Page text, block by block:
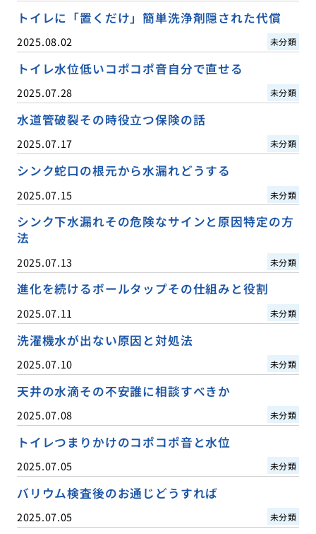
トイレに「置くだけ」簡単洗浄剤隠された代償
2025.08.02 未分類
トイレ水位低いコポコポ音自分で直せる
2025.07.28 未分類
水道管破裂その時役立つ保険の話
2025.07.17 未分類
シンク蛇口の根元から水漏れどうする
2025.07.15 未分類
シンク下水漏れその危険なサインと原因特定の方
法
2025.07.13 未分類
進化を続けるボールタップその仕組みと役割
2025.07.11 未分類
洗濯機水が出ない原因と対処法
2025.07.10 未分類
天井の水滴その不安誰に相談すべきか
2025.07.08 未分類
トイレつまりかけのコポコポ音と水位
2025.07.05 未分類
バリウム検査後のお通じどうすれば
2025.07.05 未分類